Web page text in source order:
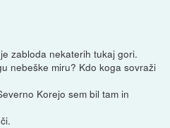
zabloda nekaterih tukaj gori.
nebeške miru? Kdo koga sovraži
Korejo sem bil tam in